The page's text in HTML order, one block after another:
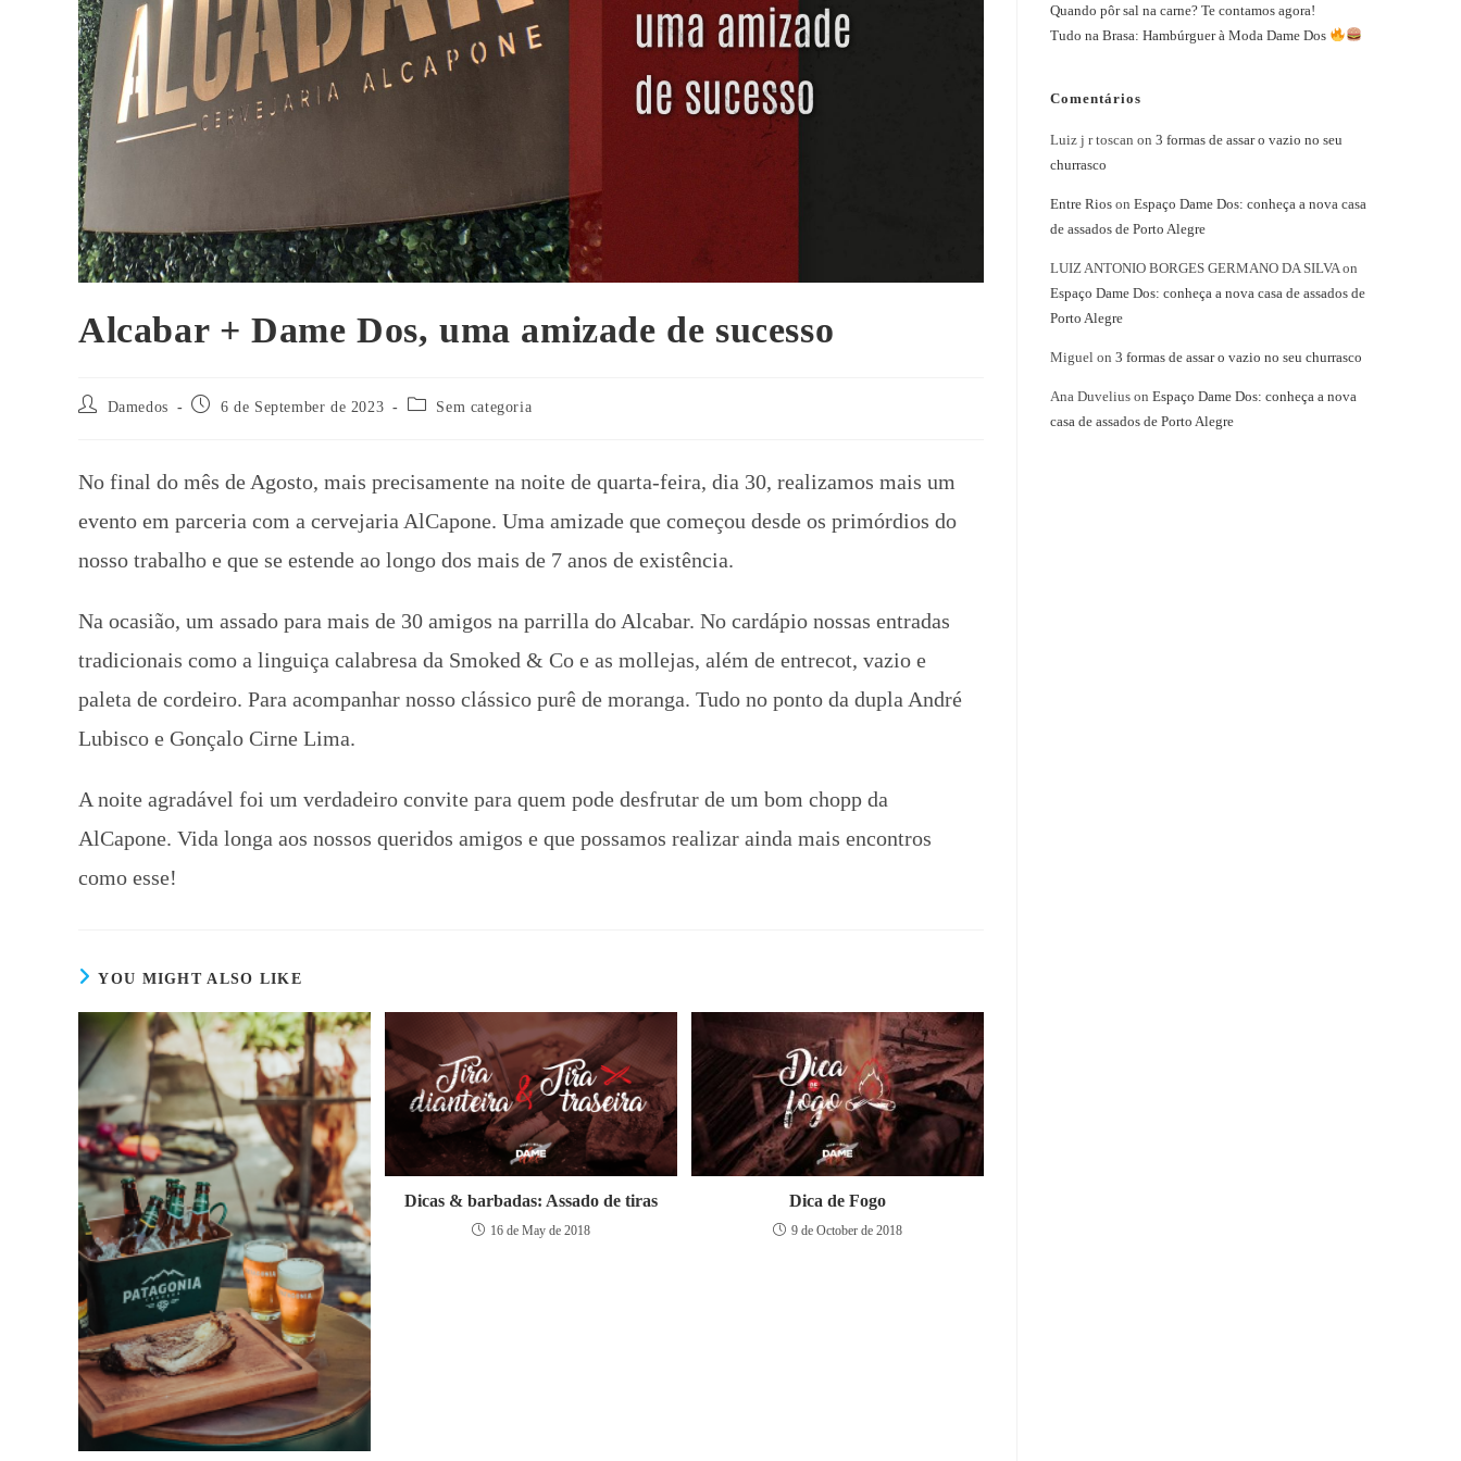
Alcabar + Dame Dos, uma amizade de sucesso
Damedos 6 de September de 2023 Sem categoria
No final do mês de Agosto, mais precisamente na noite de quarta-feira, dia 30, realizamos mais um
evento em parceria com a cervejaria AlCapone. Uma amizade que começou desde os primórdios do
nosso trabalho e que se estende ao longo dos mais de 7 anos de existência.
Na ocasião, um assado para mais de 30 amigos na parrilla do Alcabar. No cardápio nossas entradas
tradicionais como a linguiça calabresa da Smoked & Co e as mollejas, além de entrecot, vazio e
paleta de cordeiro. Para acompanhar nosso clássico purê de moranga. Tudo no ponto da dupla André
Lubisco e Gonçalo Cirne Lima.
A noite agradável foi um verdadeiro convite para quem pode desfrutar de um bom chopp da
AlCapone. Vida longa aos nossos queridos amigos e que possamos realizar ainda mais encontros
como esse!
YOU MIGHT ALSO LIKE
Dicas & barbadas: Assado de tiras
16 de May de 2018
Dica de Fogo
9 de October de 2018
Quando pôr sal na carne? Te contamos agora!
Tudo na Brasa: Hambúrguer à Moda Dame Dos
Comentários
Luiz j r toscan on 3 formas de assar o vazio no seu
churrasco
Entre Rios on Espaço Dame Dos: conheça a nova casa
de assados de Porto Alegre
LUIZ ANTONIO BORGES GERMANO DA SILVAon
Espaço Dame Dos: conheça a nova casa de assados de
Porto Alegre
Miguel on 3 formas de assar o vazio no seu churrasco
Ana Duvelius on Espaço Dame Dos: conheça a nova
casa de assados de Porto Alegre